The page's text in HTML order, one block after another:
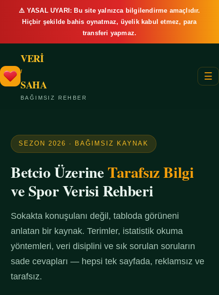
⚠️ YASAL UYARI: Bu site yalnızca bilgilendirme amaçlıdır.
Hiçbir şekilde bahis oynatmaz, üyelik kabul etmez, para
transferi yapmaz.
VERİ
/
SAHA
BAĞIMSIZ REHBER
☰
SEZON 2026 · BAĞIMSIZ KAYNAK
Betcio ÜzerineTarafsız Bilgi
ve Spor Verisi Rehberi
Sokakta konuşulanı değil, tabloda görüneni
anlatan bir kaynak. Terimler, istatistik okuma
yöntemleri, veri disiplini ve sık sorulan soruların
sade cevapları — hepsi tek sayfada, reklamsız ve
tarafsız.